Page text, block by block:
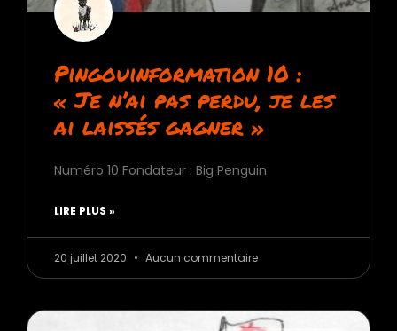
Pingouinformation 10 :
« Je n’ai pas perdu, je les
ai laissés gagner »
Numéro 10 Fondateur : Big Penguin
LIRE PLUS »
20 juillet 2020 Aucun commentaire